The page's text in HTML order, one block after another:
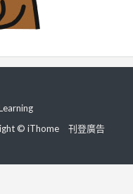
© iThome
刊登廣告